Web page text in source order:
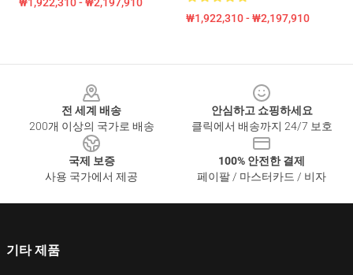
₩1,922,310 - ₩2,197,910
전 세계 배송
200개 이상의 국가로 배송
안심하고 쇼핑하세요
클릭에서 배송까지 24/7 보호
국제 보증
사용 국가에서 제공
100% 안전한 결제
페이팔 / 마스터카드 / 비자
기타 제품